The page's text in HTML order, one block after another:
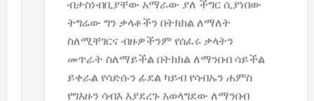
ብታስነብቢያቸው አማራው ያለ ችግር ሲያነበው
ትግሬው ግን ቃላቶችን በትክክል ለማለት
ስለሚቸገርና ብዙዎችንም የሰፈሩ ቃላትን
መጥራት ስለማይችል በትክክል ለማንበብ ሳይችል
ይቀራል የሳድሱን ፊደል ካይብ የሳብኡን ሐምስ
የግእዙን ሳብእ እያደረጉ አወላግደው ለማንበብ